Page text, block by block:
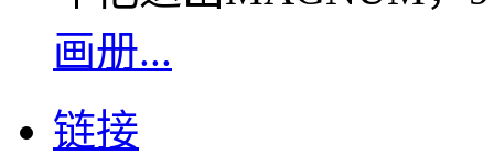
画册...
链接